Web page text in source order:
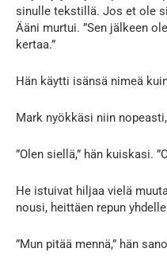
sinulle tekstillä. Jos et ole
Ääni murtui. ”Sen jälkeen
kertaa.”
Hän käytti isänsä nimeä
Mark nyökkäsi niin
”Olen siellä,” hän kuiskasi.
He istuivat hiljaa vielä
nousi, heittäen repun
”Mun pitää mennä,” hän